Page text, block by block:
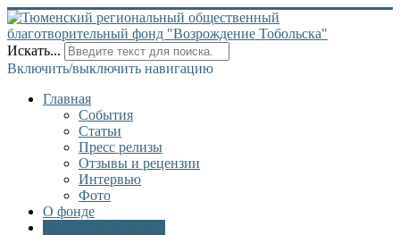
Искать...
Включить/выключить навигацию
Главная
События
Статьи
Пресс релизы
Отзывы и рецензии
Интервью
Фото
О фонде